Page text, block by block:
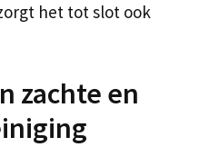
het tot slot ook
zachte en